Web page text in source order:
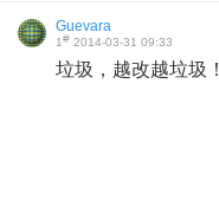
Guevara
1# 2014-03-31 09:33
垃圾，越改越垃圾！